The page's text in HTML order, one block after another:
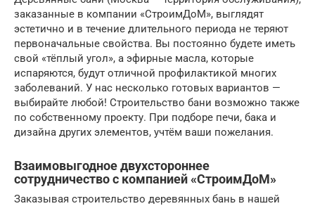
заказанные в компании «СтроимДоМ», выглядят
эстетично и в течение длительного периода не теряют
первоначальные свойства. Вы постоянно будете иметь
свой «тёплый угол», а эфирные масла, которые
испаряются, будут отличной профилактикой многих
заболеваний. У нас несколько готовых вариантов —
выбирайте любой! Строительство бани возможно также
по собственному проекту. При подборе печи, бака и
дизайна других элементов, учтём ваши пожелания.
Взаимовыгодное двухстороннее
сотрудничество с компанией «СтроимДоМ»
Заказывая строительство деревянных бань в нашей